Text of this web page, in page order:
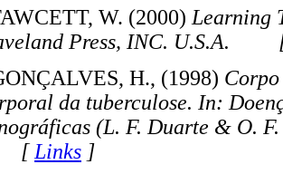
W. (2000) Learning
Press, INC.
H., (1998)
da tuberculose. In:
(L. F. Duarte & O.
Links ]